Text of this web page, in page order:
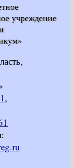
учреждение
,